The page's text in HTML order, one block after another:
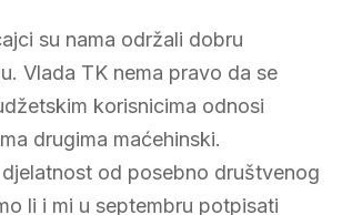
su nama održali dobru
Vlada TK nema pravo da se
korisnicima odnosi
drugima maćehinski.
od posebno društvenog
li i mi u septembru potpisati